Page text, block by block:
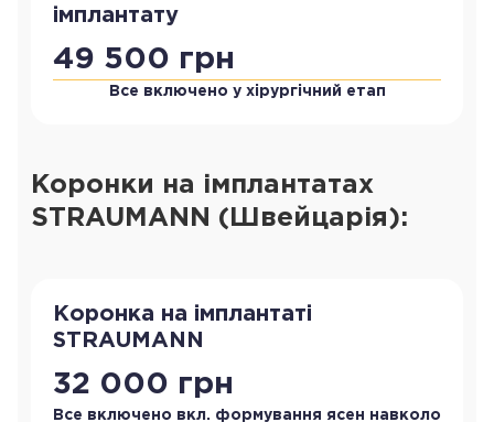
імплантату
49 500 грн
Все включено у хірургічний етап
Коронки на імплантатах
STRAUMANN (Швейцарія):
Коронка на імплантаті
STRAUMANN
32 000 грн
Все включено вкл. формування ясен навколо